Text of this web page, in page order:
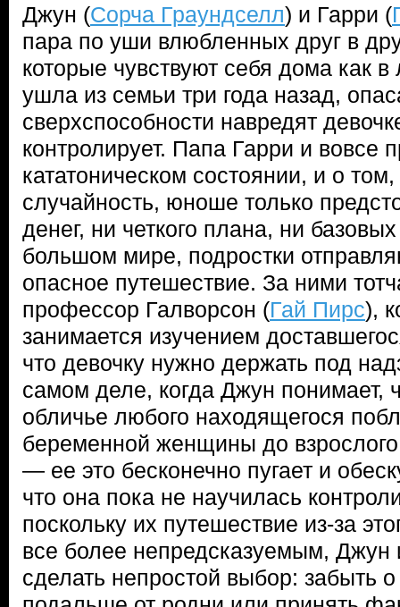
Джун (Сорча Граундселл) и Гарри (
пара по уши влюбленных друг в
которые чувствуют себя дома как
ушла из семьи три года назад,
сверхспособности навредят
контролирует. Папа Гарри и вовсе
кататоническом состоянии, и о том,
случайность, юноше только
денег, ни четкого плана, ни
большом мире, подростки
опасное путешествие. За ними
профессор Галворсон (Гай Пирс),
занимается изучением
что девочку нужно держать под
самом деле, когда Джун понимает,
обличье любого находящегося
беременной женщины до
— ее это бесконечно пугает и
что она пока не научилась
поскольку их путешествие из-за
все более непредсказуемым,
сделать непростой выбор: забыть